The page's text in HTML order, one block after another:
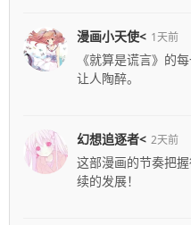
漫画小天使< 1天前
《就算是谎言》的
让人陶醉。
幻想追逐者< 2天前
这部漫画的节奏把
续的发展！